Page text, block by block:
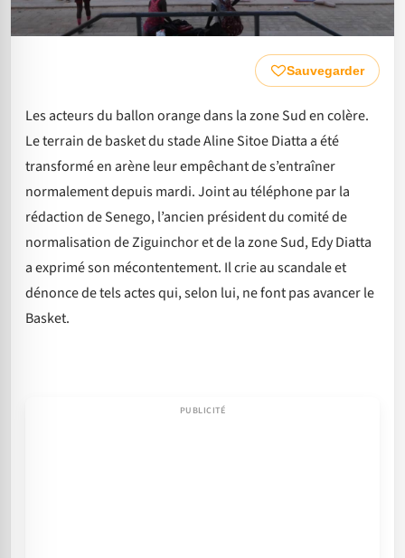
Sauvegarder
Les acteurs du ballon orange dans la zone Sud en colère.
Le terrain de basket du stade Aline Sitoe Diatta a été
transformé en arène leur empêchant de s’entraîner
normalement depuis mardi. Joint au téléphone par la
rédaction de Senego, l’ancien président du comité de
normalisation de Ziguinchor et de la zone Sud, Edy Diatta
a exprimé son mécontentement. Il crie au scandale et
dénonce de tels actes qui, selon lui, ne font pas avancer le
Basket.